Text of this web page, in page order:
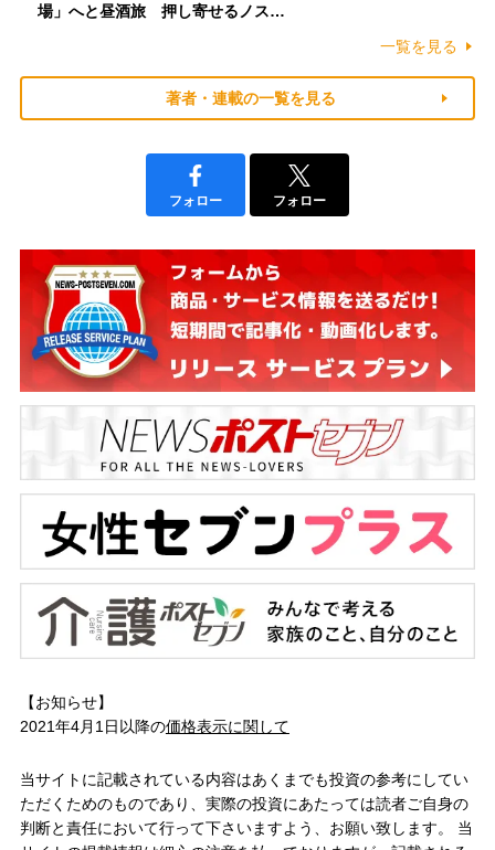
場」へと昼酒旅 押し寄せるノス…
一覧を見る
著者・連載の一覧を見る
フォロー フォロー
【お知らせ】
2021年4月1日以降の価格表示に関して
当サイトに記載されている内容はあくまでも投資の参考にしてい
ただくためのものであり、実際の投資にあたっては読者ご自身の
判断と責任において行って下さいますよう、お願い致します。 当